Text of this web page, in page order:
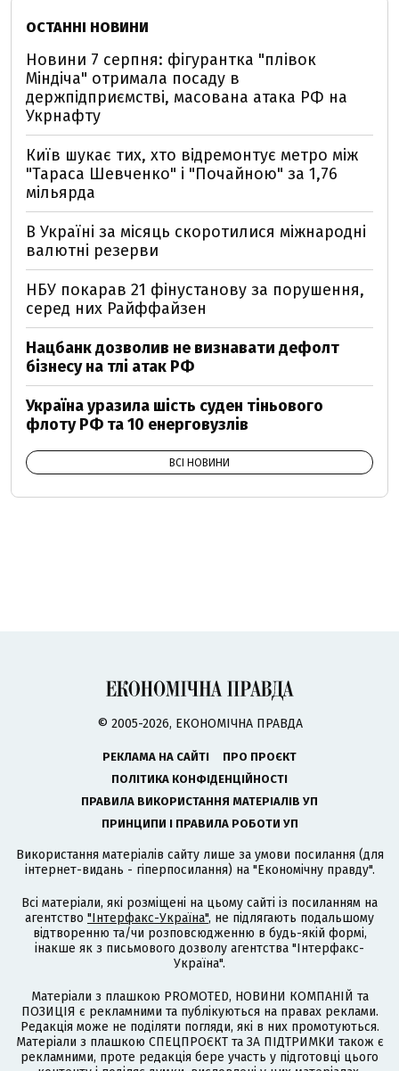
ОСТАННІ НОВИНИ
Новини 7 серпня: фігурантка "плівок
Міндіча" отримала посаду в
держпідприємстві, масована атака РФ на
Укрнафту
Київ шукає тих, хто відремонтує метро між
"Тараса Шевченко" і "Почайною" за 1,76
мільярда
В Україні за місяць скоротилися міжнародні
валютні резерви
НБУ покарав 21 фінустанову за порушення,
серед них Райффайзен
Нацбанк дозволив не визнавати дефолт
бізнесу на тлі атак РФ
Україна уразила шість суден тіньового
флоту РФ та 10 енерговузлів
ВСІ НОВИНИ
© 2005-2026, ЕКОНОМІЧНА ПРАВДА
РЕКЛАМА НА САЙТІ
ПРО ПРОЄКТ
ПОЛІТИКА КОНФІДЕНЦІЙНОСТІ
ПРАВИЛА ВИКОРИСТАННЯ МАТЕРІАЛІВ УП
ПРИНЦИПИ І ПРАВИЛА РОБОТИ УП
Використання матеріалів сайту лише за умови посилання (для
інтернет-видань - гіперпосилання) на "Економічну правду".
Всі матеріали, які розміщені на цьому сайті із посиланням на
агентство "Інтерфакс-Україна", не підлягають подальшому
відтворенню та/чи розповсюдженню в будь-якій формі,
інакше як з письмового дозволу агентства "Інтерфакс-
Україна".
Матеріали з плашкою PROMOTED, НОВИНИ КОМПАНІЙ та
ПОЗИЦІЯ є рекламними та публікуються на правах реклами.
Редакція може не поділяти погляди, які в них промотуються.
Матеріали з плашкою СПЕЦПРОЄКТ та ЗА ПІДТРИМКИ також є
рекламними, проте редакція бере участь у підготовці цього